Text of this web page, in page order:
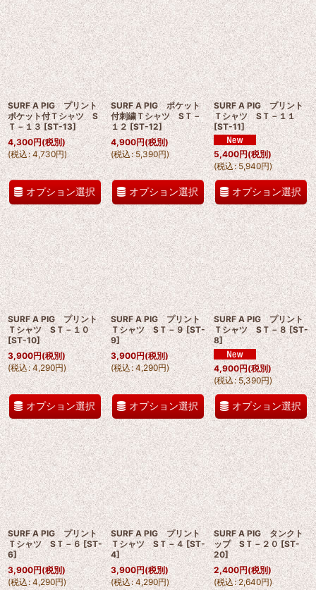
SURF A PIG プリント
ポケット付Ｔシャツ S
Ｔ－１３ [ST-13]
4,300円(税別)
(税込: 4,730円)
オプション選択
SURF A PIG ポケット
付刺繍Ｔシャツ SＴ－
１２ [ST-12]
4,900円(税別)
(税込: 5,390円)
オプション選択
SURF A PIG プリント
Ｔシャツ SＴ－１１
[ST-11]
5,400円(税別)
(税込: 5,940円)
オプション選択
SURF A PIG プリント
Ｔシャツ SＴ－１０
[ST-10]
3,900円(税別)
(税込: 4,290円)
オプション選択
SURF A PIG プリント
Ｔシャツ SＴ－９ [ST-
9]
3,900円(税別)
(税込: 4,290円)
オプション選択
SURF A PIG プリント
Ｔシャツ SＴ－８ [ST-
8]
4,900円(税別)
(税込: 5,390円)
オプション選択
SURF A PIG プリント
Ｔシャツ SＴ－６ [ST-
6]
3,900円(税別)
(税込 : 4,290円)
SURF A PIG プリント
Ｔシャツ SＴ－４ [ST-
4]
3,900円(税別)
(税込: 4,290円)
SURF A PIG タンクト
ップ SＴ－２０ [ST-
20]
2,400円(税別)
(税込: 2,640円)